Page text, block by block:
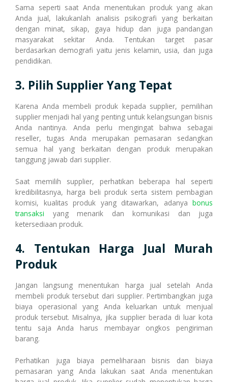
Sama seperti saat Anda menentukan produk yang akan
Anda jual, lakukanlah analisis psikografi yang berkaitan
dengan minat, sikap, gaya hidup dan juga pandangan
masyarakat sekitar Anda. Tentukan target pasar
berdasarkan demografi yaitu jenis kelamin, usia, dan juga
pendidikan.
3. Pilih Supplier Yang Tepat
Karena Anda membeli produk kepada supplier, pemilihan
supplier menjadi hal yang penting untuk kelangsungan bisnis
Anda nantinya. Anda perlu mengingat bahwa sebagai
reseller, tugas Anda merupakan pemasaran sedangkan
semua hal yang berkaitan dengan produk merupakan
tanggung jawab dari supplier.
Saat memilih supplier, perhatikan beberapa hal seperti
kredibilitasnya, harga beli produk serta sistem pembagian
komisi, kualitas produk yang ditawarkan, adanya bonus
transaksi yang menarik dan komunikasi dan juga
ketersediaan produk.
4. Tentukan Harga Jual Murah
Produk
Jangan langsung menentukan harga jual setelah Anda
membeli produk tersebut dari supplier. Pertimbangkan juga
biaya operasional yang Anda keluarkan untuk menjual
produk tersebut. Misalnya, jika supplier berada di luar kota
tentu saja Anda harus membayar ongkos pengiriman
barang.
Perhatikan juga biaya pemeliharaan bisnis dan biaya
pemasaran yang Anda lakukan saat Anda menentukan